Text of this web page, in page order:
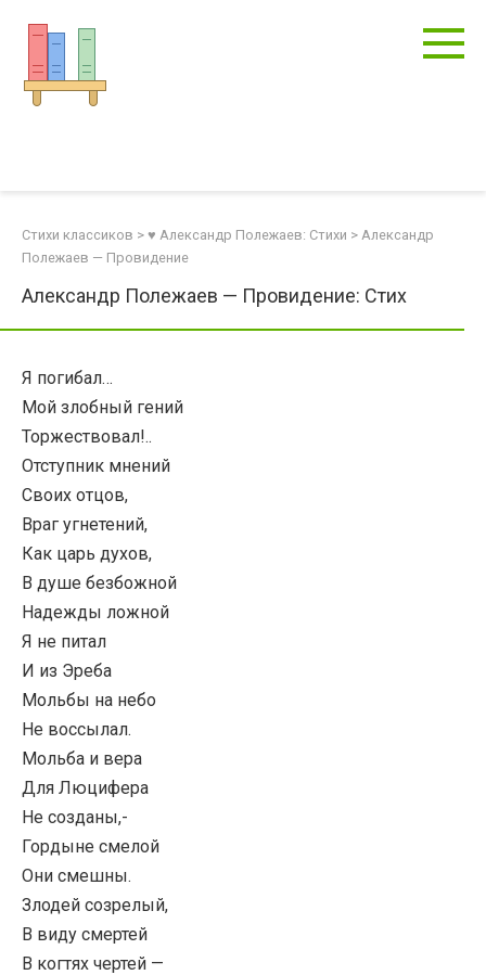
контенту
Стихи классиков > ♥ Александр Полежаев: Стихи > Александр
Полежаев — Провидение
Александр Полежаев — Провидение: Стих
Я погибал…
Мой злобный гений
Торжествовал!..
Отступник мнений
Своих отцов,
Враг угнетений,
Как царь духов,
В душе безбожной
Надежды ложной
Я не питал
И из Эреба
Мольбы на небо
Не воссылал.
Мольба и вера
Для Люцифера
Не созданы,-
Гордыне смелой
Они смешны.
Злодей созрелый,
В виду смертей
В когтях чертей —